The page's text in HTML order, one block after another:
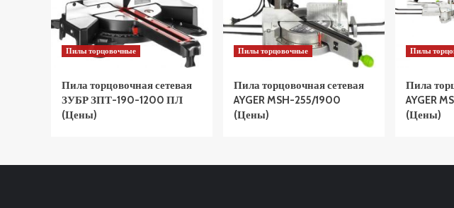
Пилы торцовочные
Пила торцовочная сетевая
ЗУБР ЗПТ-190-1200 ПЛ
(Цены)
Пилы торцовочные
Пила торцовочная сетевая
AYGER MSH-255/1900
(Цены)
Пилы
Пила
AYGER
(Цены)